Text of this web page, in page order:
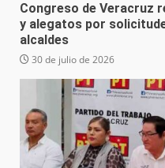
Congreso de Veracruz
y alegatos por
alcaldes
30 de julio de 2026